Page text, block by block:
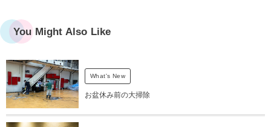
You Might Also Like
What's New
お盆休み前の大掃除